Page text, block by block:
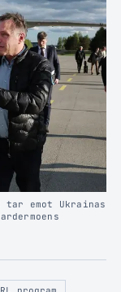
tar emot Ukrainas